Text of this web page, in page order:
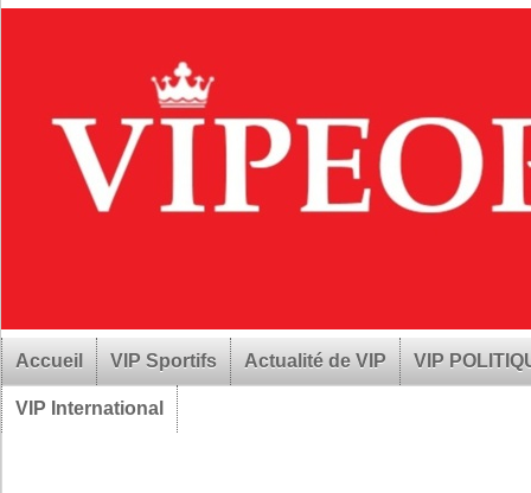
Accueil VIP Sportifs Actualité de VIP VIP
VIP International